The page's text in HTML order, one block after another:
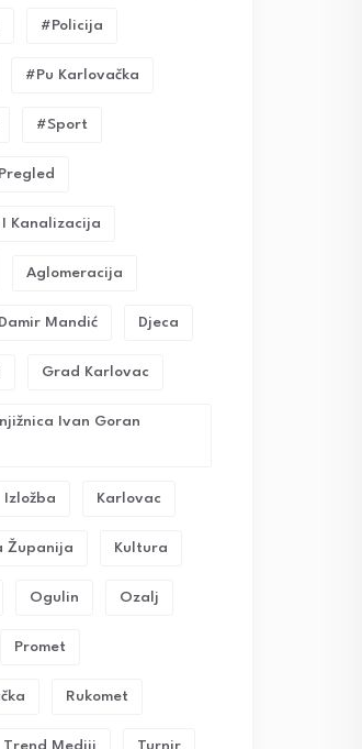
#policija
#pu Karlovačka
#sport
Kanalizacija
Aglomeracija
Damir Mandić Djeca
Grad Karlovac
Ivan Goran
Izložba Karlovac
Županija Kultura
Ogulin Ozalj
Promet
Rukomet
Trend Mediji Turnir